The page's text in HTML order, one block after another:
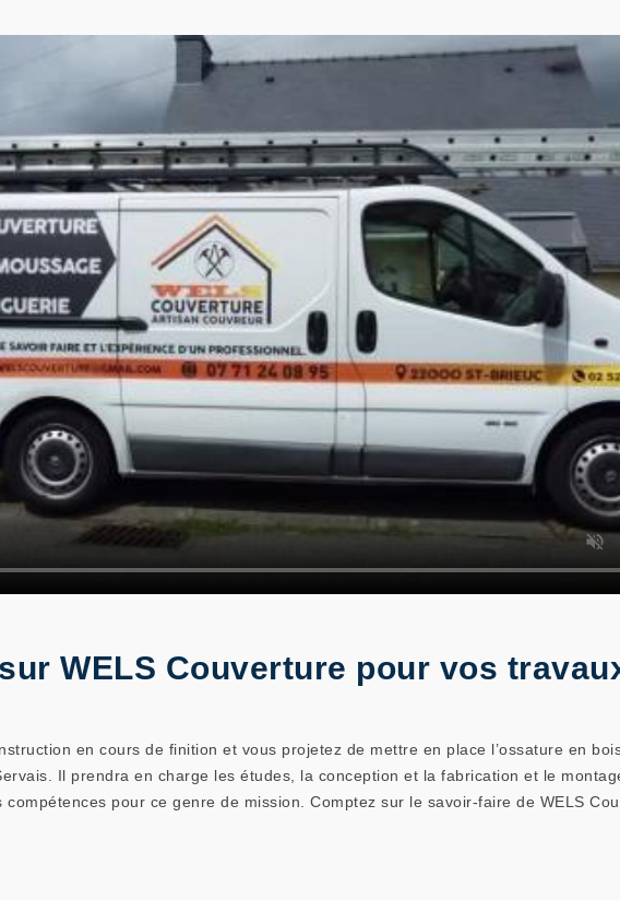
WELS Couverture pour vos
en cours de finition et vous projetez de mettre en place l’ossature en
Il prendra en charge les études, la conception et la fabrication et le
compétences pour ce genre de mission. Comptez sur le savoir-faire de WELS